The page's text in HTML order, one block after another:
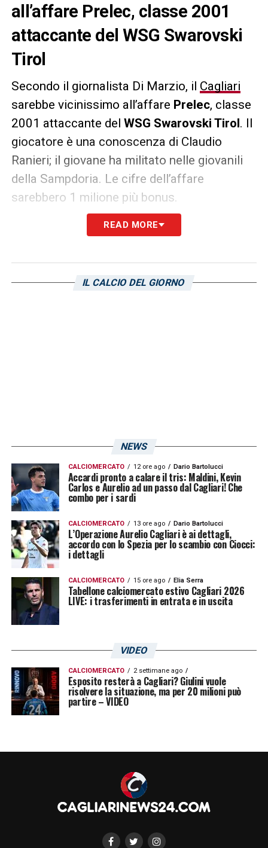
all’affare Prelec, classe 2001
attaccante del WSG Swarovski
Tirol
Secondo il giornalista Di Marzio, il Cagliari
sarebbe vicinissimo all’affare Prelec, classe
2001 attaccante del WSG Swarovski Tirol. Il
giocatore è una conoscenza di Claudio
Ranieri; il giovane ha militato nelle giovanili
della Sampdoria. Le cifre dell’affare
sarebbero 1 milione più bonus.
LA PLAYLIST DELLE NOSTRE TOP NEWS
READ MORE
IL CALCIO DEL GIORNO
NEWS
CALCIOMERCATO 12 ore ago Dario Bartolucci
Accardi pronto a calare il tris: Maldini, Kevin
Carlos e Aurelio ad un passo dal Cagliari! Che
combo per i sardi
CALCIOMERCATO 13 ore ago Dario Bartolucci
L’Operazione Aurelio Cagliari è ai dettagli,
accordo con lo Spezia per lo scambio con Ciocci:
i dettagli
CALCIOMERCATO 15 ore ago Elia Serra
Tabellone calciomercato estivo Cagliari 2026
LIVE: i trasferimenti in entrata e in uscita
VIDEO
CALCIOMERCATO 2 settimane ago
Esposito resterà a Cagliari? Giulini vuole
risolvere la situazione, ma per 20 milioni può
partire – VIDEO